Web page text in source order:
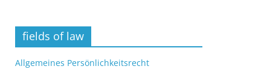
fields of law
Allgemeines Persönlichkeitsrecht